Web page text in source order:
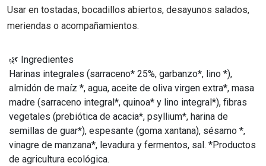
Usar en tostadas, bocadillos abiertos, desayunos salados,
meriendas o acompañamientos.
🌿 Ingredientes
Harinas integrales (sarraceno* 25%, garbanzo*, lino *),
almidón de maíz *, agua, aceite de oliva virgen extra*, masa
madre (sarraceno integral*, quinoa* y lino integral*), fibras
vegetales (prebiótica de acacia*, psyllium*, harina de
semillas de guar*), espesante (goma xantana), sésamo *,
vinagre de manzana*, levadura y fermentos, sal. *Productos
de agricultura ecológica.